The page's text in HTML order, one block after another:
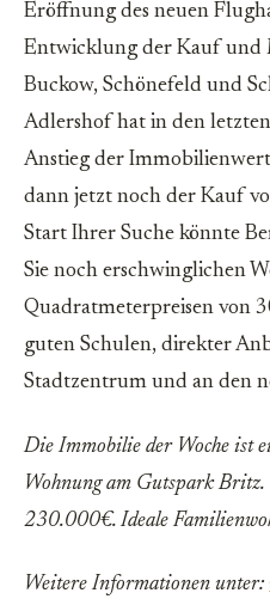
Eröffnung des neuen
Entwicklung der Kauf und
Buckow, Schönefeld und
Adlershof hat in den
Anstieg der
dann jetzt noch der Kauf
Start Ihrer Suche könnte
Sie noch erschwinglichen
Quadratmeterpreisen von
guten Schulen, direkter
Stadtzentrum und an den
Die Immobilie der Woche ist
Wohnung am Gutspark
230.000€. Ideale
Weitere Informationen unter: